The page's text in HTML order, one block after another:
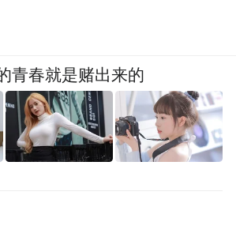
青春就是赌出来的